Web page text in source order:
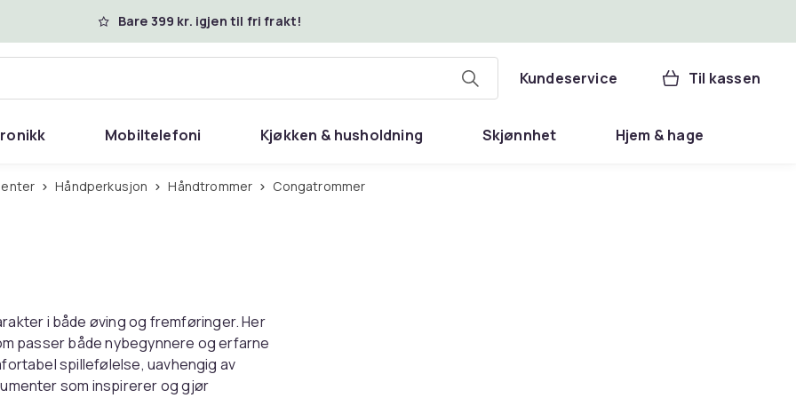
Bare 399 kr. igjen til fri frakt!
Kundeservice Til kassen
Mobiltelefoni Kjøkken & husholdning Skjønnhet Hjem & hage
Håndperkusjon Håndtrommer Congatrommer
i både øving og fremføringer. Her
passer både nybegynnere og erfarne
spillefølelse, uavhengig av
som inspirerer og gjør